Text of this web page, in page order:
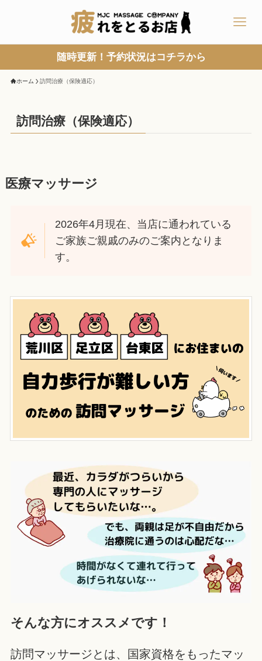
随時更新！予約状況はコチラから
ホーム 訪問治療（保険適応）
訪問治療（保険適応）
医療マッサージ
2026年4月現在、当店に通われている
ご家族ご親戚のみのご案内となりま
す。
そんな方にオススメです！
訪問マッサージとは、国家資格をもったマッ